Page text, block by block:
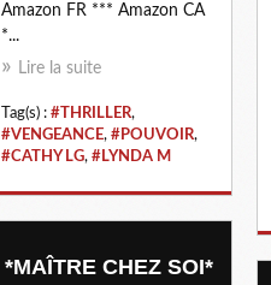
Amazon FR *** Amazon CA
*...
Lire la suite
Tag(s) : #THRILLER,
#VENGEANCE, #POUVOIR,
#CATHY LG, #LYNDA M
*MAÎTRE CHEZ SOI*